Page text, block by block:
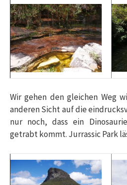
Wir gehen den gleichen Weg
anderen Sicht auf die
nur noch, dass ein
getrabt kommt. Jurrassic Park